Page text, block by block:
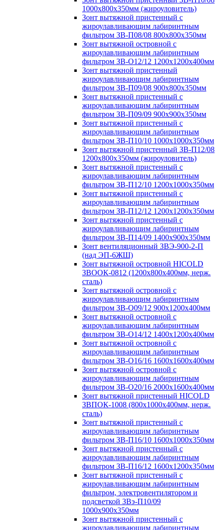
1000х800х350мм (жироуловитель)
Зонт вытяжной пристенный с
жироулавливающим лабиринтным
фильтром ЗВ-П08/08 800х800х350мм
Зонт вытяжной островной с
жироулавливающим лабиринтным
фильтром ЗВ-О12/12 1200х1200х400мм
Зонт вытяжной пристенный
жироулавливающим лабиринтным
фильтром ЗВ-П09/08 900х800х350мм
Зонт вытяжной пристенный с
жироулавливающим лабиринтным
фильтром ЗВ-П09/09 900х900х350мм
Зонт вытяжной пристенный с
жироулавливающим лабиринтным
фильтром ЗВ-П10/10 1000х1000х350мм
Зонт вытяжной пристенный ЗВ-П12/08
1200х800х350мм (жироуловитель)
Зонт вытяжной пристенный с
жироулавливающим лабиринтным
фильтром ЗВ-П12/10 1200х1000х350мм
Зонт вытяжной пристенный с
жироулавливающим лабиринтным
фильтром ЗВ-П12/12 1200х1200х350мм
Зонт вытяжной пристенный с
жироулавливающим лабиринтным
фильтром ЗВ-П14/09 1400х900х350мм
Зонт вентиляционный ЗВЭ-900-2-П
(над ЭП-6ЖШ)
Зонт вытяжной островной HICOLD
ЗВООК-0812 (1200х800x400мм, нерж.
сталь)
Зонт вытяжной островной с
жироулавливающим лабиринтным
фильтром ЗВ-О09/12 900х1200х400мм
Зонт вытяжной островной с
жироулавливающим лабиринтным
фильтром ЗВ-О14/12 1400х1200х400мм
Зонт вытяжной островной с
жироулавливающим лабиринтным
фильтром ЗВ-О16/16 1600х1600х400мм
Зонт вытяжной островной с
жироулавливающим лабиринтным
фильтром ЗВ-О20/16 2000х1600х400мм
Зонт вытяжной пристенный HICOLD
ЗВПОК-1008 (800х1000х400мм, нерж.
сталь)
Зонт вытяжной пристенный с
жироулавливающим лабиринтным
фильтром ЗВ-П16/10 1600х1000х350мм
Зонт вытяжной пристенный с
жироулавливающим лабиринтным
фильтром ЗВ-П16/12 1600х1200х350мм
Зонт вытяжной пристенный с
жироулавливающим лабиринтным
фильтром, электровентилятором и
подсветкой ЗВэ-П10/09
1000х900х350мм
Зонт вытяжной пристенный с
жироулавливающим лабиринтным